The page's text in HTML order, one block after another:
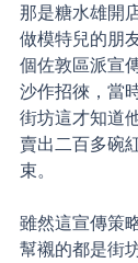
那是糖水雄開
做模特兒的朋
個佐敦區派宣
沙作招徠，當
街坊這才知道
賣出二百多碗
束。
雖然這宣傳策
幫襯的都是街